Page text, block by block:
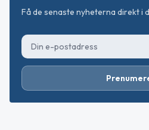
Få de senaste nyheterna direkt i